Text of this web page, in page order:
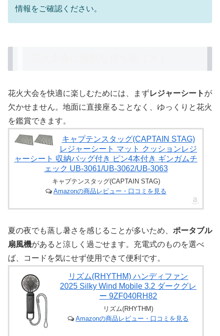
情報をご確認ください。
花火大会を快適に楽しむためには、まずレジャーシート が
欠かせません。地面に直接座ることなく、ゆっくりと花火
を鑑賞できます。
キャプテンスタッグ(CAPTAIN STAG)
レジャーシート マット クッションレジ
ャーシート 収納バッグ付き ピン4本付き ギンガムチ
ェック UB-3061/UB-3062/UB-3063
キャプテンスタッグ(CAPTAIN STAG)
Amazonの商品レビュー・口コミを見る
夏の夜でも蒸し暑さを感じることが多いため、 ポータブル
扇風機があると涼しく過ごせます。充電式のものを選べ
ば、コードを気にせず使用できて便利です。
リズム(RHYTHM) ハンディファン
2025 Silky Wind Mobile 3.2 ダークグレ
ー 9ZF040RH82
リズム(RHYTHM)
Amazonの商品レビュー・口コミを見る